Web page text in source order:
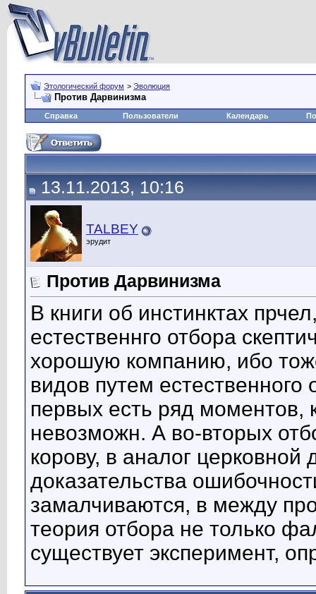
Этологический форум > Эволюция
Против Дарвинизма
Справка Пользователи Календарь
13.11.2013, 10:16
TALBEY
эрудит
Против Дарвинизма
В книги об инстинктах
естественнго отбора
хорошую компанию, ибо
видов путем
первых есть ряд моментов,
невозможн. А во-вторых
корову, в аналог
доказательства
замалчиваются, в между
теория отбора не только
существует эксперимент,